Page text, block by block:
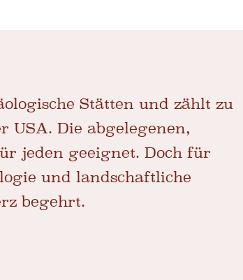
Stätten und zählt zu
USA. Die abgelegenen,
jeden geeignet. Doch für
und landschaftliche
begehrt.